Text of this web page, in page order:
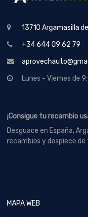
13710 Argamasilla
+34 644 09 62 79
Lunes - Viernes de
¡Consigue tu recambio
Desguace en España,
recambios y despiece de
MAPA WEB